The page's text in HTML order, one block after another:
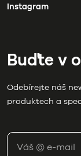
Instagram
Buďte v
Odebírejte náš
produktech a